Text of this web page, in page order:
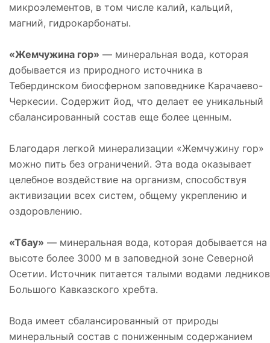
микроэлементов, в том числе калий, кальций,
магний, гидрокарбонаты.
«Жемчужина гор» — минеральная вода, которая
добывается из природного источника в
Тебердинском биосферном заповеднике Карачаево-
Черкесии. Содержит йод, что делает ее уникальный
сбалансированный состав еще более ценным.
Благодаря легкой минерализации «Жемчужину гор»
можно пить без ограничений. Эта вода оказывает
целебное воздействие на организм, способствуя
активизации всех систем, общему укреплению и
оздоровлению.
«Тбау» — минеральная вода, которая добывается на
высоте более 3000 м в заповедной зоне Северной
Осетии. Источник питается талыми водами ледников
Большого Кавказского хребта.
Вода имеет сбалансированный от природы
минеральный состав с пониженным содержанием